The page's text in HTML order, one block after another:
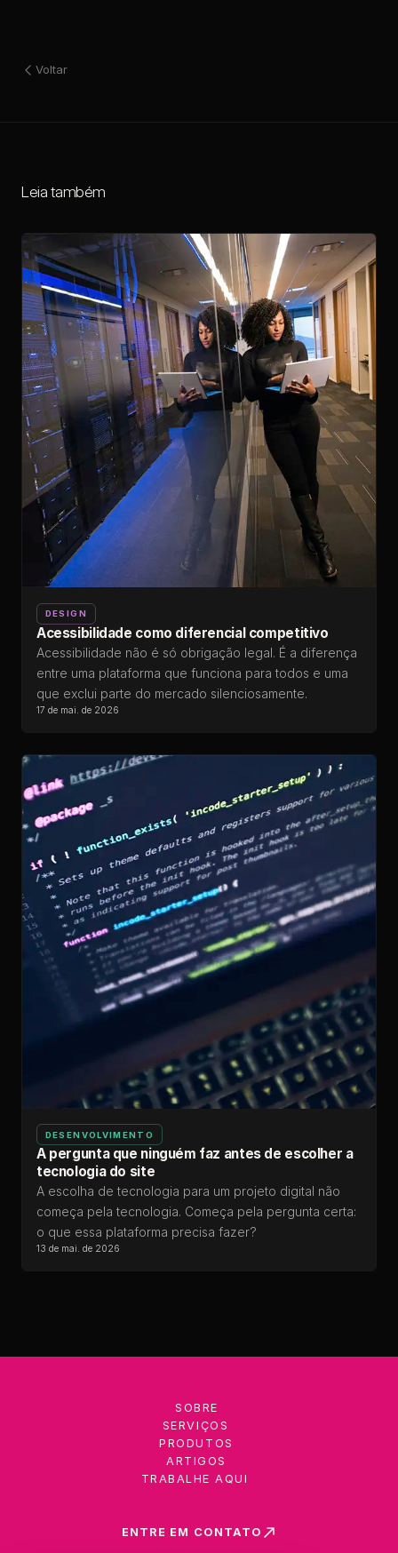
Voltar
Leia também
DESIGN
Acessibilidade como diferencial competitivo
Acessibilidade não é só obrigação legal. É a diferença
entre uma plataforma que funciona para todos e uma
que exclui parte do mercado silenciosamente.
17 de mai. de 2026
DESENVOLVIMENTO
A pergunta que ninguém faz antes de escolher a
tecnologia do site
A escolha de tecnologia para um projeto digital não
começa pela tecnologia. Começa pela pergunta certa:
o que essa plataforma precisa fazer?
13 de mai. de 2026
SOBRE
SERVIÇOS
PRODUTOS
ARTIGOS
TRABALHE AQUI
ENTRE EM CONTATO